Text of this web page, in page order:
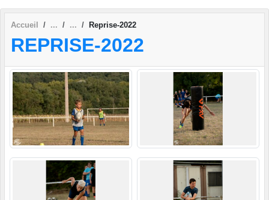
Accueil Reprise-2022
REPRISE-2022